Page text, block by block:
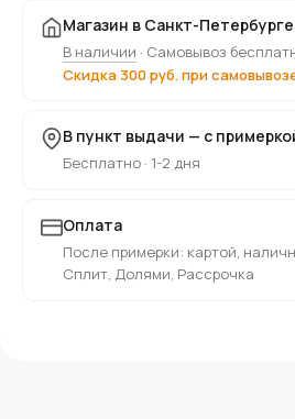
Магазин в Санкт-Петербурге
В наличии · Самовывоз
Скидка 300 руб. при
В пункт выдачи — с
Бесплатно · 1-2 дня
Оплата
После примерки: картой,
Сплит, Долями, Рассрочка